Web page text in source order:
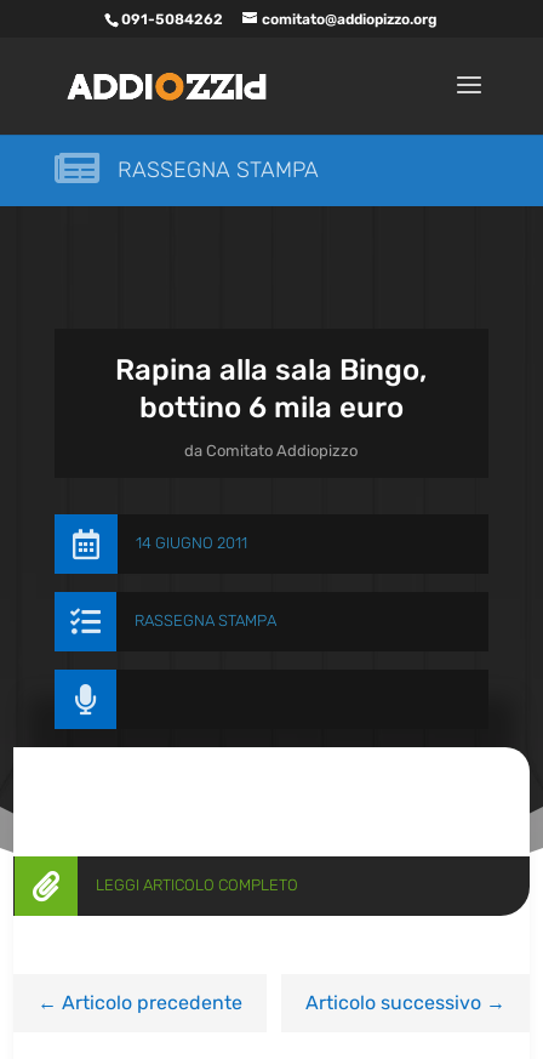
091-5084262 comitato@addiopizzo.org
 RASSEGNA STAMPA
Rapina alla sala Bingo,
bottino 6 mila euro
daComitato Addiopizzo
 14 GIUGNO 2011
 RASSEGNA STAMPA

 LEGGI ARTICOLO COMPLETO
←Articolo precedente Articolo successivo→